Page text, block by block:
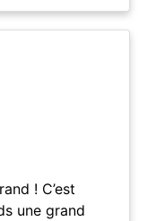
! C’est
une grand